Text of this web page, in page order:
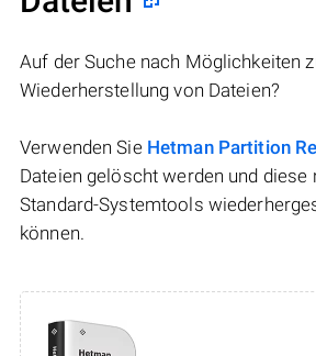
Auf der Suche nach Möglichkeiten
Wiederherstellung von Dateien?
Verwenden Sie Hetman Partition
Dateien gelöscht werden und
Standard-Systemtools
können.